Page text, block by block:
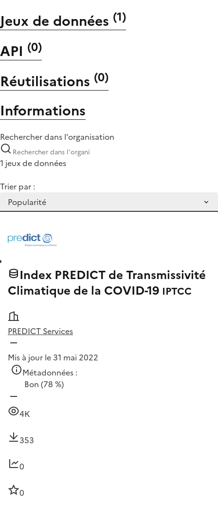
Jeux de données (1)
API (0)
Réutilisations (0)
Informations
Rechercher dans l'organisation
1 jeux de données
Trier par :
Index PREDICT de Transmissivité
Climatique de la COVID-19 IPTCC
PREDICT Services
Mis à jour le 31 mai 2022
Métadonnées :
Bon (78 %)
4K
353
0
0